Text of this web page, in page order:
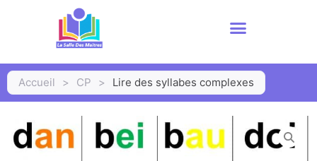
Accueil > CP > Lire des syllabes complexes